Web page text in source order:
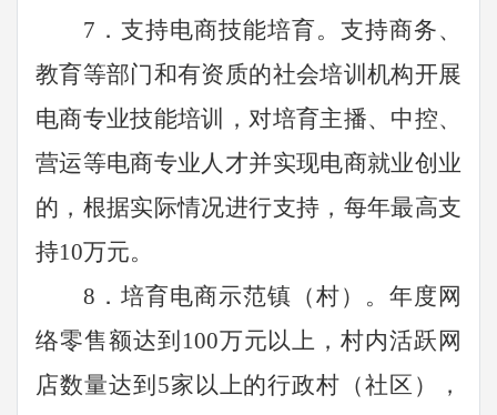
7 ．支持电商技能培育。支持商务、
教育等部门和有资质的社会培训机构开展
电商专业技能培训，对培育主播、中控、
营运等电商专业人才并实现电商就业创业
的，根据实际情况进行支持， 每年最高支
持10万元。
8 ．培育电商示范镇（村）。年度网
络零售额达到 100万元以上，村内活跃网
店数量达到 5家以上的行政村（社区），